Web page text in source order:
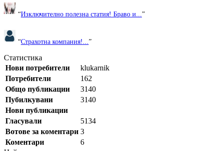
“Изключително полезна статия! Браво и... ”
“Страхотна компания!... ”
Статистика
Нови потребители
klukarnik
Потребители
162
Общо публикации
3140
Пубилкувани
3140
Нови публикации
Гласували
5134
Вотове за коментари 3
Коментари
6